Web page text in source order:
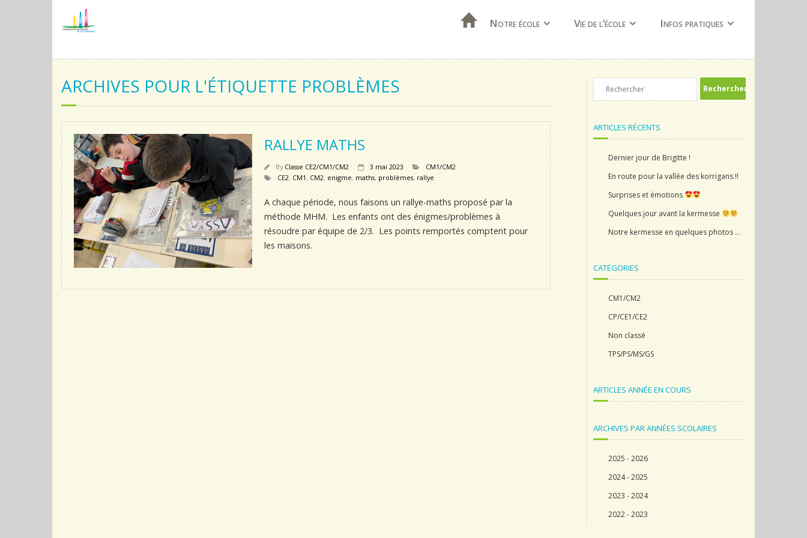
Notre école Vie de l’école Infos pratiques
ARCHIVES POUR L'ÉTIQUETTE PROBLÈMES
RALLYE MATHS
By Classe CE2/CM1/CM2 3 mai 2023
CM1/CM2
CE2, CM1, CM2, enigme, maths, problèmes, rallye
A chaque période, nous faisons un rallye-maths proposé par la
méthode MHM. Les enfants ont des énigmes/problèmes à
résoudre par équipe de 2/3. Les points remportés comptent pour
les maisons.
ARTICLES RÉCENTS
Dernier jour de Brigitte !
En route pour la vallée des korrigans !!
Surprises et émotions
Quelques jour avant la kermesse
Notre kermesse en quelques photos …
CATÉGORIES
CM1/CM2
CP/CE1/CE2
Non classé
TPS/PS/MS/GS
ARTICLES ANNÉE EN COURS
ARCHIVES PAR ANNÉES SCOLAIRES
2025 - 2026
2024 - 2025
2023 - 2024
2022 - 2023